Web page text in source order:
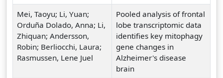
Mei, Taoyu; Li, Yuan;
Orduña Dolado, Anna; Li,
Zhiquan; Andersson,
Robin; Berliocchi, Laura;
Rasmussen, Lene Juel
Pooled analysis of frontal
lobe transcriptomic data
identifies key mitophagy
gene changes in
Alzheimer's disease
brain